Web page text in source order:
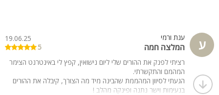
• פלטה ומיחם לשבת
• בית כנסת סמוך (2 דקות הליכה)
ע ענת ורמי
המלצה חמה
19.06.25
5
רציתי לפנק את ההורים שלי ליום נישואין, קפץ לי באינטרנט הצימר
המהמם והתקשרתי.
הגעתי לסיוון המהממת שהבינה מיד מה הצורך, קיבלה את ההורים
בנעימות וישר נתנה ופינקה מהלב !